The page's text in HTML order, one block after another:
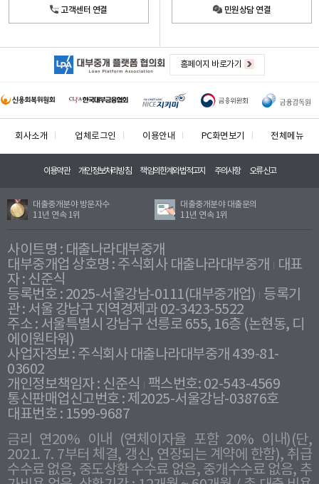
고객센터 연결 민원상담 연결
홈페이지 바로가기
회사소개 업체로그인 이용안내 PC화면보기 전체메뉴
이용약관 개인정보처리방침 책임의한계와법적고지 주의사항 오류신고
대출중개분야 방문자수
11년 연속 1위
대출중개분야 대출문의
11년 연속 1위
사이트명 : 대출나라대부중개
대부중개업 상호명 : 주식회사 대출나라대부중개
대표
자 : 신준식
등록번호 : 2025-서울강남-0111(대부중개업) 등록기
관 : 서울 강남구 지역경제과 02-3423-5522
주소 : 서울특별시 강남구 선릉로 655, 16층 (논현동, 디
에이원타워)
사업자정보 : 주식회사 대출나라대부중개 439-81-
03602
개인정보책임자 : 신준식
팩스번호: 02-543-4569
통신판매업신고번호 : 제2025-서울강남-03876호
대표번호 : 1599-9687
금리 연20% 이내 (연체이자율 포함 20% 이내)(단,
2021. 7. 7부터 체결, 갱신, 연장되는 계약에 한함), 취급
수수료 없음, 중도상환 수수료 없음, 중개수수료 없음, 추